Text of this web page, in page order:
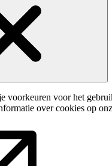
voorkeuren voor het
over cookies op